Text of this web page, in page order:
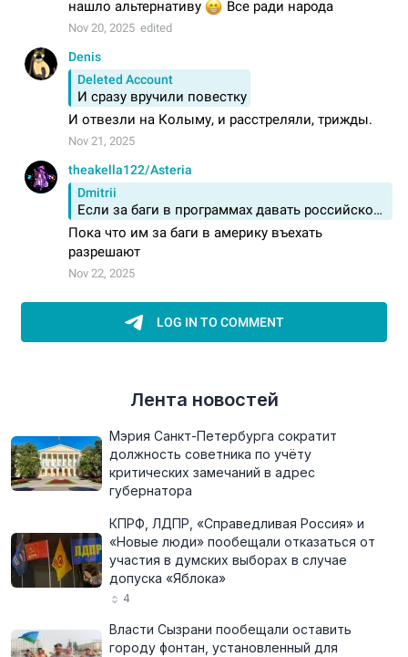
Лента новостей
Мэрия Санкт-Петербурга сократит
должность советника по учёту
критических замечаний в адрес
губернатора
КПРФ, ЛДПР, «Справедливая Россия» и
«Новые люди» пообещали отказаться от
участия в думских выборах в случае
допуска «Яблока»
4
Власти Сызрани пообещали оставить
городу фонтан, установленный для